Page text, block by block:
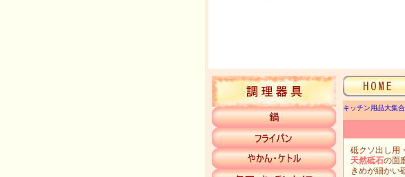
キッチン用品大集
砥クソ出し用
天然砥石の面
きめが細かい